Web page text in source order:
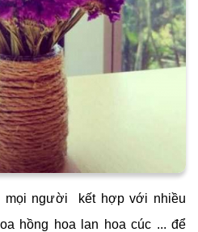
mọi người kết hợp với nhiều
hồng hoa lan hoa cúc ... để